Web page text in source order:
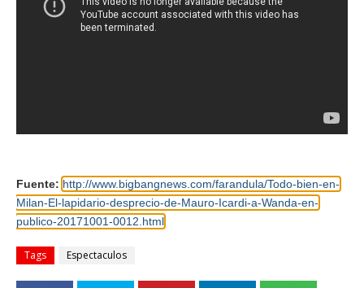
Fuente: http://www.bigbangnews.com/farandula/Todo-bien-en-
Milan-El-lapidario-desprecio-de-Mauro-Icardi-a-Wanda-en-
publico-20171001-0012.html
Tags Espectaculos